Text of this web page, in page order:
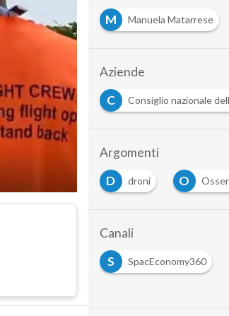
M
Manuela Matarrese
Aziende
Italiana (Asi) C Consiglio nazionale
Argomenti
D droni O
Canali
S
SpacEconomy360